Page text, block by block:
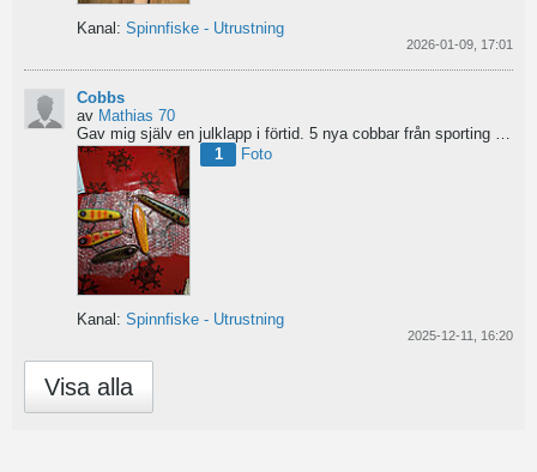
Kanal: Spinnfiske - Utrustning
2026-01-09, 17:01
Cobbs
av Mathias 70
Gav mig själv en julklapp i förtid. 5 nya cobbar från sporting och världens trevligaste Dansk.
1
Foto
Kanal: Spinnfiske - Utrustning
2025-12-11, 16:20
Visa alla